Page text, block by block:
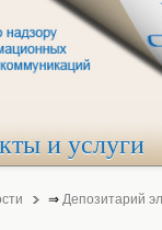
и услуги
⇒ Депозитарий